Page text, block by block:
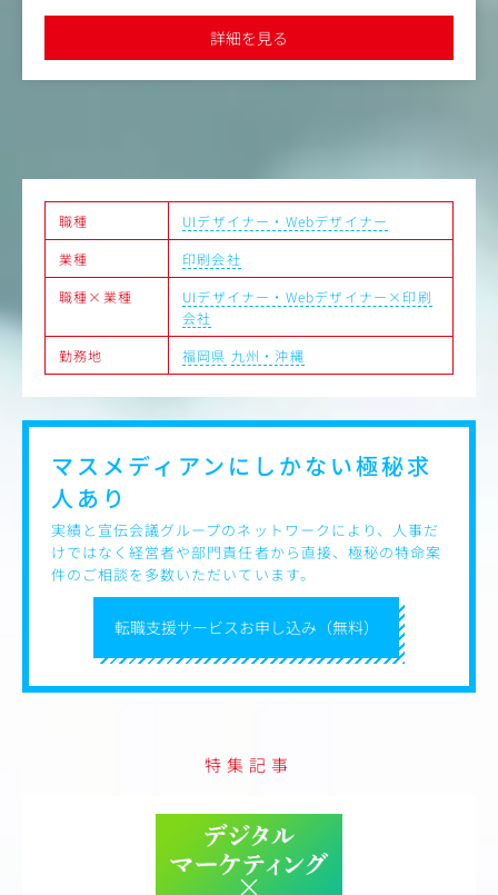
詳細を見る
職種
UIデザイナー・Webデザイナー
業種
印刷会社
職種×業種
UIデザイナー・Webデザイナー×印刷
会社
勤務地
福岡県 九州・沖縄
転職支援サービスお申し込み（無料）
マスメディアンにしかない極秘求
人あり
実績と宣伝会議グループのネットワークにより、人事だ
けではなく経営者や部門責任者から直接、極秘の特命案
件のご相談を多数いただいています。
特集記事